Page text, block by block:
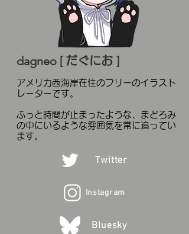
dagneo [ だぐにお ]
アメリカ西海岸在住のフリーのイラスト
レーターです。
ふっと時間が止まったような、まどろみ
の中にいるような雰囲気を常に追ってい
ます。
Twitter
Instagram
Bluesky